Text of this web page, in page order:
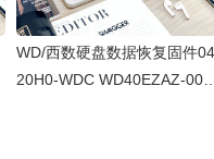
WD/西数硬盘数据恢复固件
20H0-WDC WD40EZAZ-